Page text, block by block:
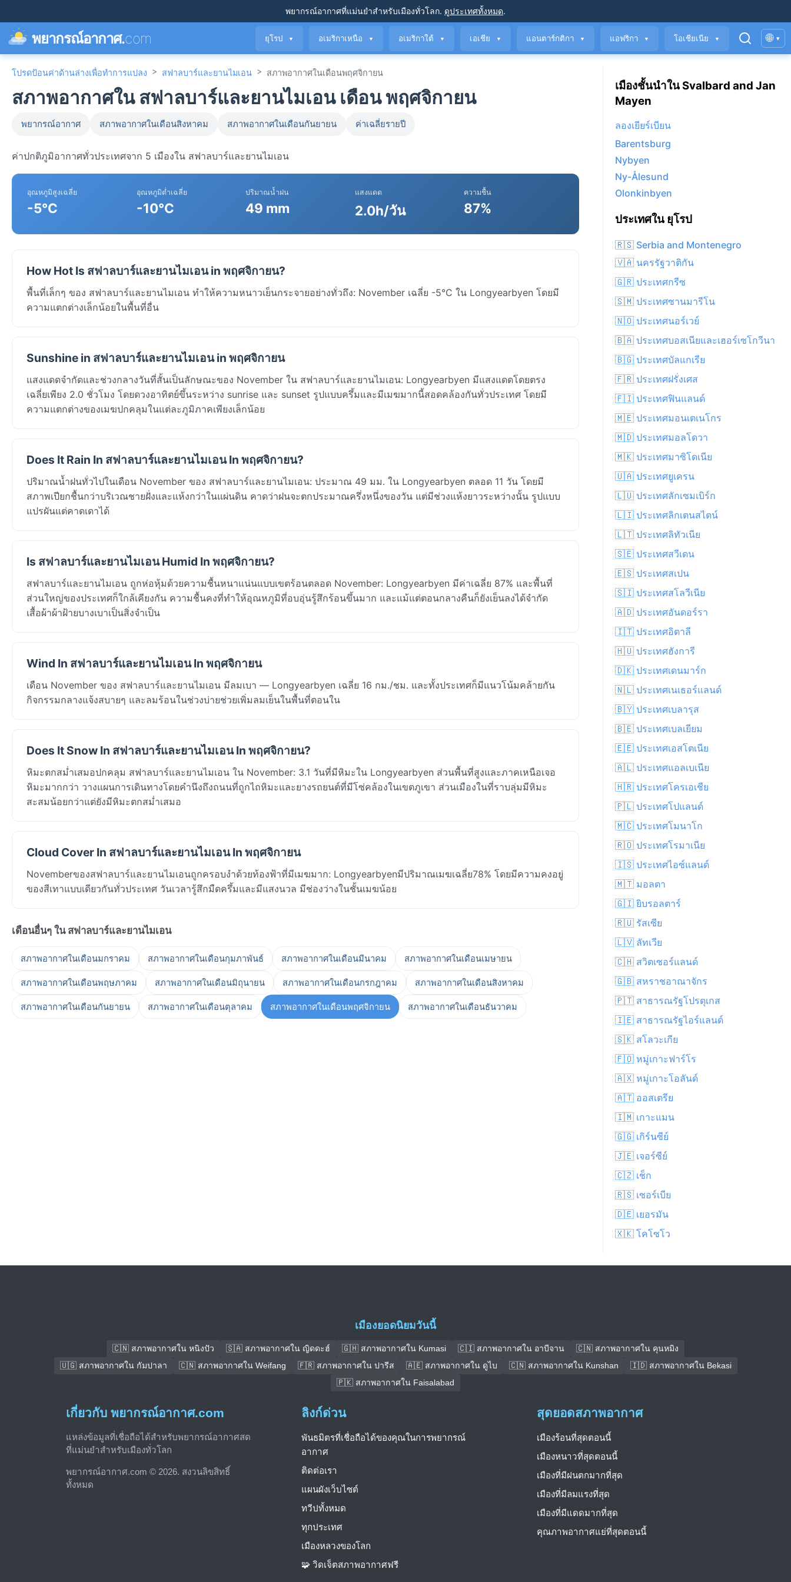
พยากรณ์อากาศที่แม่นยำสำหรับเมืองทั่วโลก. ดูประเทศทั้งหมด.
พยากรณ์อากาศ.com ยุโรป ▼ อเมริกาเหนือ ▼ อเมริกาใต้ ▼ เอเชีย ▼ แอนตาร์กติกา ▼ แอฟริกา ▼ โอเชียเนีย ▼ 🌐 ▾
โปรดป้อนค่าด้านล่างเพื่อทำการแปลง > สฟาลบาร์และยานไมเอน > สภาพอากาศในเดือนพฤศจิกายน
สภาพอากาศใน สฟาลบาร์และยานไมเอน เดือน พฤศจิกายน
พยากรณ์อากาศ สภาพอากาศในเดือนสิงหาคม สภาพอากาศในเดือนกันยายน ค่าเฉลี่ยรายปี
ค่าปกติภูมิอากาศทั่วประเทศจาก 5 เมืองใน สฟาลบาร์และยานไมเอน
อุณหภูมิสูงเฉลี่ย
-5°C
อุณหภูมิต่ำเฉลี่ย
-10°C
ปริมาณน้ำฝน
49 mm
แสงแดด
2.0h/วัน
ความชื้น
87%
How Hot Is สฟาลบาร์และยานไมเอน in พฤศจิกายน?
พื้นที่เล็กๆ ของ สฟาลบาร์และยานไมเอน ทำให้ความหนาวเย็นกระจายอย่างทั่วถึง: November เฉลี่ย -5°C ใน Longyearbyen โดยมี
ความแตกต่างเล็กน้อยในพื้นที่อื่น
Sunshine in สฟาลบาร์และยานไมเอน in พฤศจิกายน
แสงแดดจำกัดและช่วงกลางวันที่สั้นเป็นลักษณะของ November ใน สฟาลบาร์และยานไมเอน: Longyearbyen มีแสงแดดโดยตรง
เฉลี่ยเพียง 2.0 ชั่วโมง โดยดวงอาทิตย์ขึ้นระหว่าง sunrise และ sunset รูปแบบครึ้มและมีเมฆมากนี้สอดคล้องกันทั่วประเทศ โดยมี
ความแตกต่างของเมฆปกคลุมในแต่ละภูมิภาคเพียงเล็กน้อย
Does It Rain In สฟาลบาร์และยานไมเอน In พฤศจิกายน?
ปริมาณน้ำฝนทั่วไปในเดือน November ของ สฟาลบาร์และยานไมเอน: ประมาณ 49 มม. ใน Longyearbyen ตลอด 11 วัน โดยมี
สภาพเปียกชื้นกว่าบริเวณชายฝั่งและแห้งกว่าในแผ่นดิน คาดว่าฝนจะตกประมาณครึ่งหนึ่งของวัน แต่มีช่วงแห้งยาวระหว่างนั้น รูปแบบ
แปรผันแต่คาดเดาได้
Is สฟาลบาร์และยานไมเอน Humid In พฤศจิกายน?
สฟาลบาร์และยานไมเอน ถูกห่อหุ้มด้วยความชื้นหนาแน่นแบบเขตร้อนตลอด November: Longyearbyen มีค่าเฉลี่ย 87% และพื้นที่
ส่วนใหญ่ของประเทศก็ใกล้เคียงกัน ความชื้นคงที่ทำให้อุณหภูมิที่อบอุ่นรู้สึกร้อนขึ้นมาก และแม้แต่ตอนกลางคืนก็ยังเย็นลงได้จำกัด
เสื้อผ้าผ้าฝ้ายบางเบาเป็นสิ่งจำเป็น
Wind In สฟาลบาร์และยานไมเอน In พฤศจิกายน
เดือน November ของ สฟาลบาร์และยานไมเอน มีลมเบา — Longyearbyen เฉลี่ย 16 กม./ชม. และทั้งประเทศก็มีแนวโน้มคล้ายกัน
กิจกรรมกลางแจ้งสบายๆ และลมร้อนในช่วงบ่ายช่วยเพิ่มลมเย็นในพื้นที่ตอนใน
Does It Snow In สฟาลบาร์และยานไมเอน In พฤศจิกายน?
หิมะตกสม่ำเสมอปกคลุม สฟาลบาร์และยานไมเอน ใน November: 3.1 วันที่มีหิมะใน Longyearbyen ส่วนพื้นที่สูงและภาคเหนือเจอ
หิมะมากกว่า วางแผนการเดินทางโดยคำนึงถึงถนนที่ถูกไถหิมะและยางรถยนต์ที่มีโซ่คล้องในเขตภูเขา ส่วนเมืองในที่ราบลุ่มมีหิมะ
สะสมน้อยกว่าแต่ยังมีหิมะตกสม่ำเสมอ
Cloud Cover In สฟาลบาร์และยานไมเอน In พฤศจิกายน
Novemberของสฟาลบาร์และยานไมเอนถูกครอบงำด้วยท้องฟ้าที่มีเมฆมาก: Longyearbyenมีปริมาณเมฆเฉลี่ย78% โดยมีความคงอยู่
ของสีเทาแบบเดียวกันทั่วประเทศ วันเวลารู้สึกมืดครึ้มและมีแสงนวล มีช่องว่างในชั้นเมฆน้อย
เดือนอื่นๆ ใน สฟาลบาร์และยานไมเอน
สภาพอากาศในเดือนมกราคม สภาพอากาศในเดือนกุมภาพันธ์ สภาพอากาศในเดือนมีนาคม สภาพอากาศในเดือนเมษายน
สภาพอากาศในเดือนพฤษภาคม สภาพอากาศในเดือนมิถุนายน สภาพอากาศในเดือนกรกฎาคม สภาพอากาศในเดือนสิงหาคม
สภาพอากาศในเดือนกันยายน สภาพอากาศในเดือนตุลาคม สภาพอากาศในเดือนพฤศจิกายน สภาพอากาศในเดือนธันวาคม
เมืองชั้นนำใน Svalbard and Jan
Mayen
ลองเยียร์เบียน
Barentsburg
Nybyen
Ny-Ålesund
Olonkinbyen
ประเทศใน ยุโรป
🇷🇸 Serbia and Montenegro
🇻🇦 นครรัฐวาติกัน
🇬🇷 ประเทศกรีซ
🇸🇲 ประเทศซานมารีโน
🇳🇴 ประเทศนอร์เวย์
🇧🇦 ประเทศบอสเนียและเฮอร์เซโกวีนา
🇧🇬 ประเทศบัลแกเรีย
🇫🇷 ประเทศฝรั่งเศส
🇫🇮 ประเทศฟินแลนด์
🇲🇪 ประเทศมอนเตเนโกร
🇲🇩 ประเทศมอลโดวา
🇲🇰 ประเทศมาซิโดเนีย
🇺🇦 ประเทศยูเครน
🇱🇺 ประเทศลักเซมเบิร์ก
🇱🇮 ประเทศลิกเตนสไตน์
🇱🇹 ประเทศลิทัวเนีย
🇸🇪 ประเทศสวีเดน
🇪🇸 ประเทศสเปน
🇸🇮 ประเทศสโลวีเนีย
🇦🇩 ประเทศอันดอร์รา
🇮🇹 ประเทศอิตาลี
🇭🇺 ประเทศฮังการี
🇩🇰 ประเทศเดนมาร์ก
🇳🇱 ประเทศเนเธอร์แลนด์
🇧🇾 ประเทศเบลารุส
🇧🇪 ประเทศเบลเยียม
🇪🇪 ประเทศเอสโตเนีย
🇦🇱 ประเทศแอลเบเนีย
🇭🇷 ประเทศโครเอเชีย
🇵🇱 ประเทศโปแลนด์
🇲🇨 ประเทศโมนาโก
🇷🇴 ประเทศโรมาเนีย
🇮🇸 ประเทศไอซ์แลนด์
🇲🇹 มอลตา
🇬🇮 ยิบรอลตาร์
🇷🇺 รัสเซีย
🇱🇻 ลัทเวีย
🇨🇭 สวิตเซอร์แลนด์
🇬🇧 สหราชอาณาจักร
🇵🇹 สาธารณรัฐโปรตุเกส
🇮🇪 สาธารณรัฐไอร์แลนด์
🇸🇰 สโลวะเกีย
🇫🇴 หมู่เกาะฟาร์โร
🇦🇽 หมู่เกาะโอลันด์
🇦🇹 ออสเตรีย
🇮🇲 เกาะแมน
🇬🇬 เกิร์นซีย์
🇯🇪 เจอร์ซีย์
🇨🇿 เช็ก
🇷🇸 เซอร์เบีย
🇩🇪 เยอรมัน
🇽🇰 โคโซโว
เมืองยอดนิยมวันนี้
🇨🇳 สภาพอากาศใน หนิงปัว 🇸🇦 สภาพอากาศใน ญิดดะฮ์ 🇬🇭 สภาพอากาศใน Kumasi 🇨🇮 สภาพอากาศใน อาบีจาน
🇨🇳 สภาพอากาศใน คุนหมิง
🇺🇬 สภาพอากาศใน กัมปาลา
🇨🇳 สภาพอากาศใน Weifang 🇫🇷 สภาพอากาศใน ปารีส 🇦🇪 สภาพอากาศใน ดูไบ 🇨🇳 สภาพอากาศใน Kunshan
🇮🇩 สภาพอากาศใน Bekasi
🇵🇰 สภาพอากาศใน Faisalabad
เกี่ยวกับ พยากรณ์อากาศ.com
แหล่งข้อมูลที่เชื่อถือได้สำหรับพยากรณ์อากาศสด
ที่แม่นยำสำหรับเมืองทั่วโลก
พยากรณ์อากาศ.com © 2026. สงวนลิขสิทธิ์
ทั้งหมด
ลิงก์ด่วน
พันธมิตรที่เชื่อถือได้ของคุณในการพยากรณ์
อากาศ
ติดต่อเรา
แผนผังเว็บไซต์
ทวีปทั้งหมด
ทุกประเทศ
เมืองหลวงของโลก
🧩 วิดเจ็ตสภาพอากาศฟรี
สุดยอดสภาพอากาศ
เมืองร้อนที่สุดตอนนี้
เมืองหนาวที่สุดตอนนี้
เมืองที่มีฝนตกมากที่สุด
เมืองที่มีลมแรงที่สุด
เมืองที่มีแดดมากที่สุด
คุณภาพอากาศแย่ที่สุดตอนนี้